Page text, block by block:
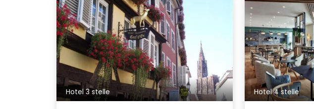
Hotel 3 stelle Hotel 4 stelle